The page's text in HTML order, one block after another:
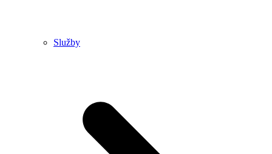
Služby